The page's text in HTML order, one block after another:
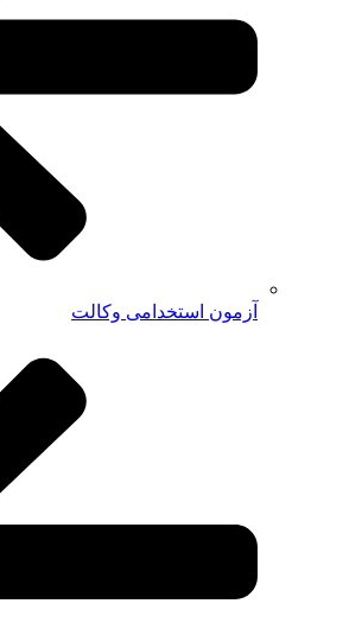
آزمون استخدامی وکالت